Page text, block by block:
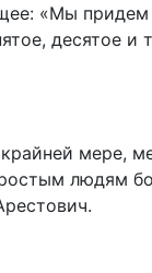
«Мы
десятое и
мере,
людям